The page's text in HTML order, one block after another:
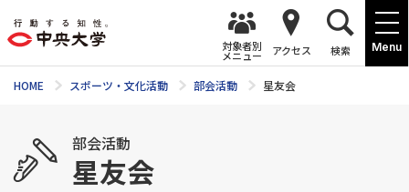
Menu
対象者別
メニュー アクセス 検索
HOME スポーツ・文化活動 部会活動 星友会
部会活動
星友会